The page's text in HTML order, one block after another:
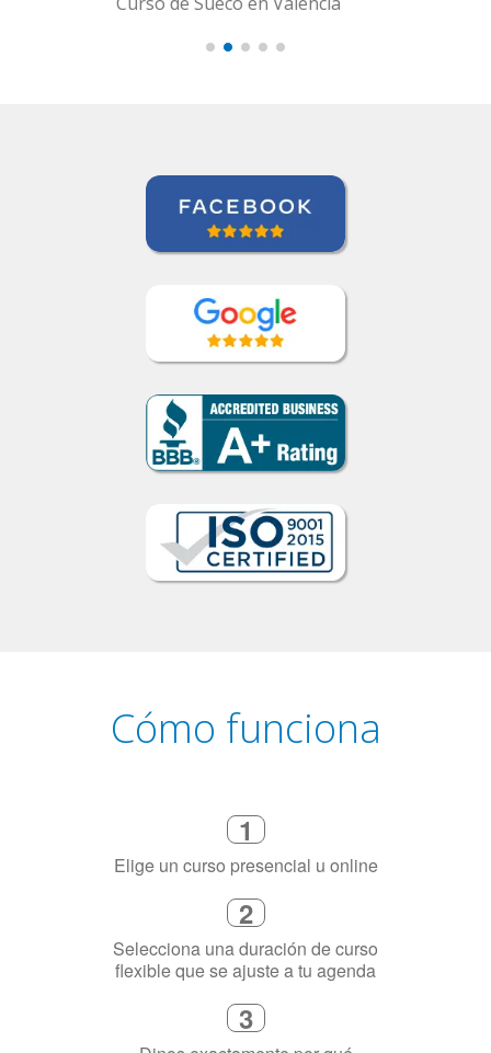
Cómo funciona
Elige un curso presencial u online
Selecciona una duración de curso
flexible que se ajuste a tu agenda
3
Dinos exactamente por qué